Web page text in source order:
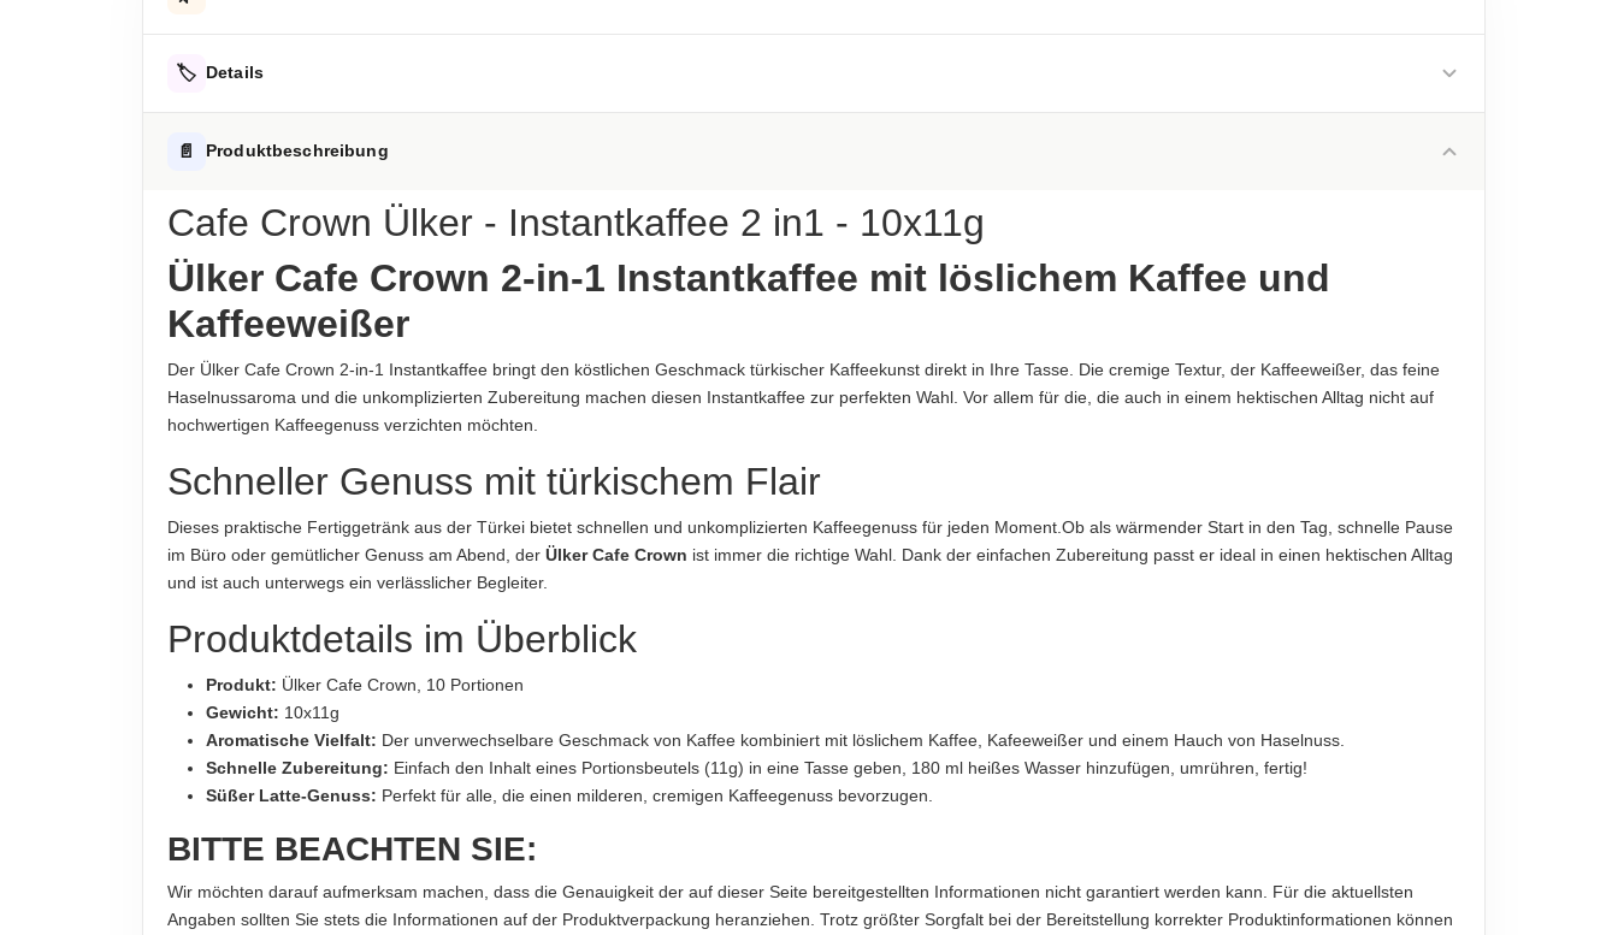
Energie
-davon gesättigte Fettsäuren 1.6 g
-davon Zucker
Eiweiß
Salz
Hinweis zur Haftung: Für die vorstehenden Angaben wird keine Haftung übernommen. Bitte prüfen Sie die Angaben auf der jeweiligen Produktverpackung; nur diese sind verbindlich.
🏷️ Details
ALLERGENHINWEISE
AUFBEWAHRUNGSHINWEIS
Türkei
HINWEIS
Für die vorstehenden Angaben wird keine Haftung übernommen...
110g
NETTOFÜLLMENGE
110g
Ülker Bisküvi Sanayi A.Ş., Kısıklı Mahallesi, Ferah Caddesi, No:1, Büyükçamlıca, Üsküdar, İstanbul, Türkei
Hinweis zur Haftung: Für die vorstehenden Angaben wird keine Haftung übernommen. Bitte prüfen Sie die Angaben auf der jeweiligen Produktverpackung; nur diese sind verbindlich.
📄 Produktbeschreibung
Cafe Crown Ülker - Instantkaffee 2 in1 - 10x11g
Ülker Cafe Crown 2-in-1 Instantkaffee mit löslichem Kaffee und
Kaffeeweißer
Der Ülker Cafe Crown 2-in-1 Instantkaffee bringt den köstlichen Geschmack türkischer Kaffeekunst direkt in Ihre Tasse. Die cremige Textur, der Kaffeeweißer, das feine
Haselnussaroma und die unkomplizierten Zubereitung machen diesen Instantkaffee zur perfekten Wahl. Vor allem für die, die auch in einem hektischen Alltag nicht auf
hochwertigen Kaffeegenuss verzichten möchten.
Schneller Genuss mit türkischem Flair
Dieses praktische Fertiggetränk aus der Türkei bietet schnellen und unkomplizierten Kaffeegenuss für jeden Moment.Ob als wärmender Start in den Tag, schnelle Pause
im Büro oder gemütlicher Genuss am Abend, der Ülker Cafe Crown ist immer die richtige Wahl. Dank der einfachen Zubereitung passt er ideal in einen hektischen Alltag
und ist auch unterwegs ein verlässlicher Begleiter.
Produktdetails im Überblick
Produkt: Ülker Cafe Crown, 10 Portionen
Gewicht: 10x11g
Aromatische Vielfalt: Der unverwechselbare Geschmack von Kaffee kombiniert mit löslichem Kaffee, Kafeeweißer und einem Hauch von Haselnuss.
Schnelle Zubereitung: Einfach den Inhalt eines Portionsbeutels (11g) in eine Tasse geben, 180 ml heißes Wasser hinzufügen, umrühren, fertig!
Süßer Latte-Genuss: Perfekt für alle, die einen milderen, cremigen Kaffeegenuss bevorzugen.
BITTE BEACHTEN SIE:
Wir möchten darauf aufmerksam machen, dass die Genauigkeit der auf dieser Seite bereitgestellten Informationen nicht garantiert werden kann. Für die aktuellsten
Angaben sollten Sie stets die Informationen auf der Produktverpackung heranziehen. Trotz größter Sorgfalt bei der Bereitstellung korrekter Produktinformationen können